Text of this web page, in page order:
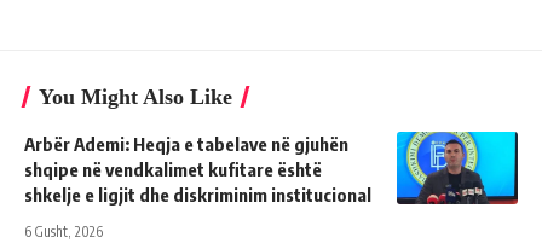
You Might Also Like
Arbër Ademi: Heqja e tabelave në gjuhën
shqipe në vendkalimet kufitare është
shkelje e ligjit dhe diskriminim institucional
6 Gusht, 2026